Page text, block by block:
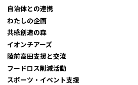
自治体との連携
わたしの企画
共感創造の森
イオンチアーズ
陸前高田支援と交流
フードロス削減活動
スポーツ・イベント支援